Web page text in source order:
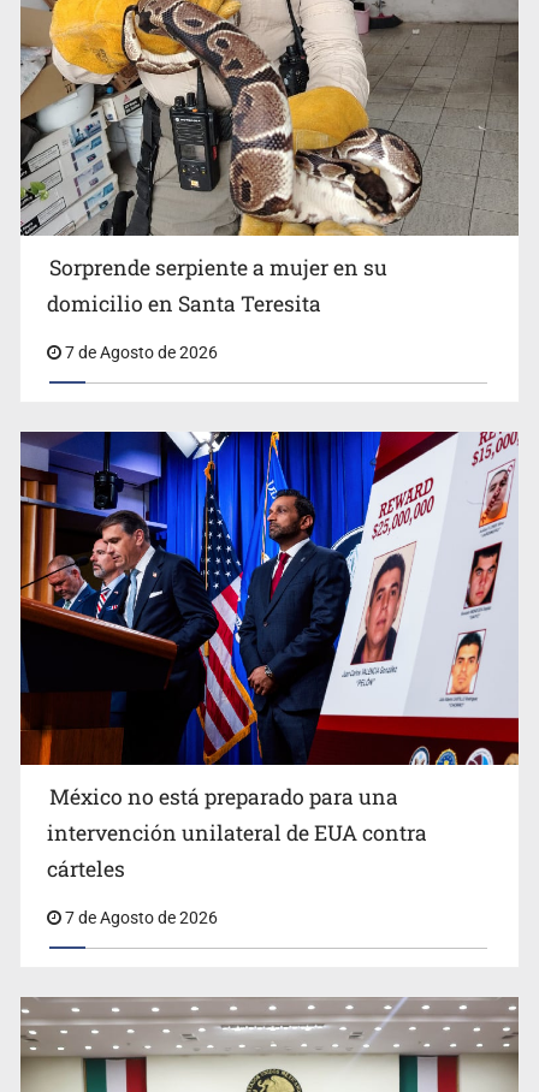
Detienen a tres miembros de red transnacional de
tráfico de personas
Procesan a el “R1”, presunto líder criminal en Jalisco y
Michoacán
Desapariciones en Jalisco, con complicidad de policías,
Sorprende serpiente a mujer en su
domicilio en Santa Teresita
7 de Agosto de 2026
México no está preparado para una
intervención unilateral de EUA contra
cárteles
7 de Agosto de 2026